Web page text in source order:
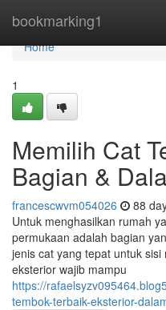
bookmarking1
Home
Home
1
Memilih Cat
Bagian &
francescwvm054026 88
Untuk menghasilkan rumah
permukaan adalah bagian
jenis cat yang tepat untuk
eksterior wajib mampu
https://
tembok-terbaik-eksterior-